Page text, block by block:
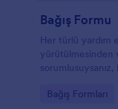
Bağış Formu
Her türlü yardım
yürütülmesinden
sorumlusuysanız,
herhangi bir kişi
Go to Category:
Bağış Formları